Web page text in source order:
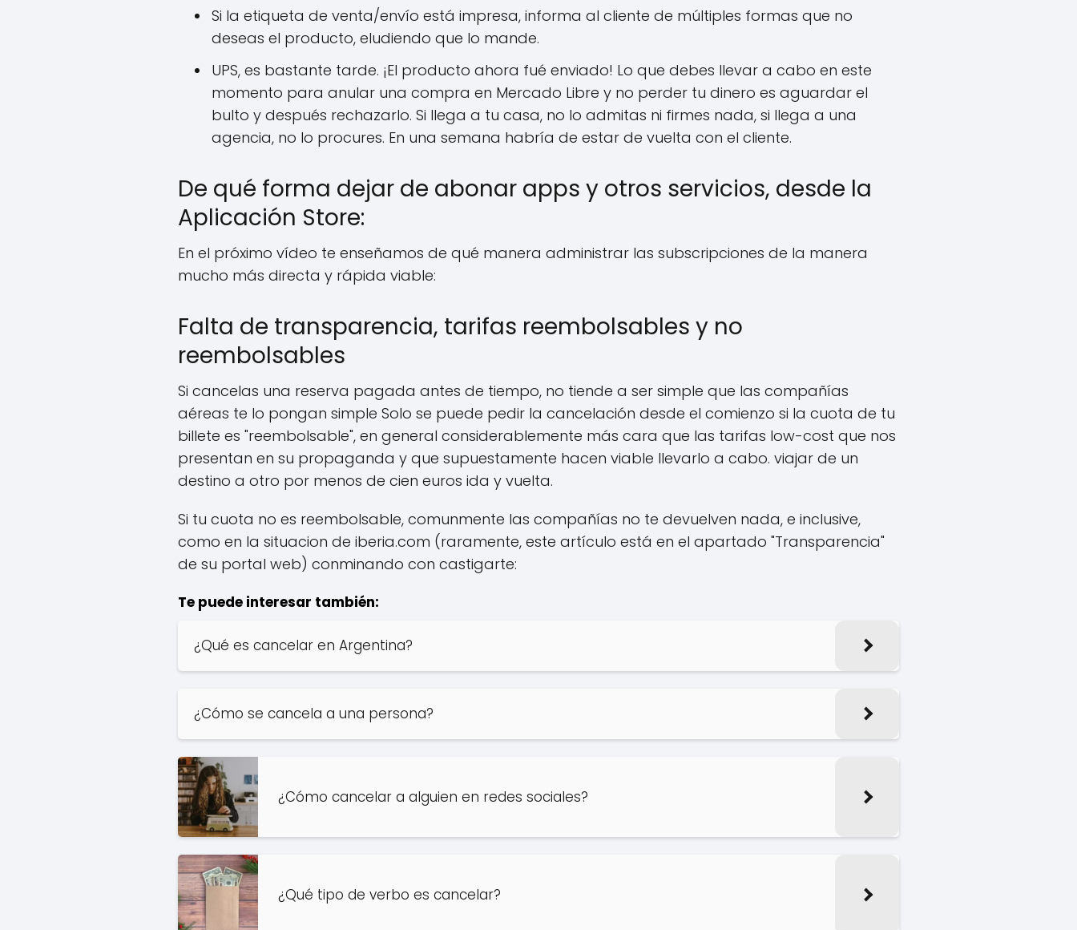
Si la etiqueta de venta/envío está impresa, informa al cliente de múltiples formas que no
deseas el producto, eludiendo que lo mande.
UPS, es bastante tarde. ¡El producto ahora fué enviado! Lo que debes llevar a cabo en este
momento para anular una compra en Mercado Libre y no perder tu dinero es aguardar el
bulto y después rechazarlo. Si llega a tu casa, no lo admitas ni firmes nada, si llega a una
agencia, no lo procures. En una semana habría de estar de vuelta con el cliente.
De qué forma dejar de abonar apps y otros servicios, desde la
Aplicación Store:
En el próximo vídeo te enseñamos de qué manera administrar las subscripciones de la manera
mucho más directa y rápida viable:
Falta de transparencia, tarifas reembolsables y no
reembolsables
Si cancelas una reserva pagada antes de tiempo, no tiende a ser simple que las compañías
aéreas te lo pongan simple Solo se puede pedir la cancelación desde el comienzo si la cuota de tu
billete es "reembolsable", en general considerablemente más cara que las tarifas low-cost que nos
presentan en su propaganda y que supuestamente hacen viable llevarlo a cabo. viajar de un
destino a otro por menos de cien euros ida y vuelta.
Si tu cuota no es reembolsable, comunmente las compañías no te devuelven nada, e inclusive,
como en la situacion de iberia.com (raramente, este artículo está en el apartado "Transparencia"
de su portal web) conminando con castigarte:
Te puede interesar también:
¿Qué es cancelar en Argentina?
¿Cómo se cancela a una persona?
¿Cómo cancelar a alguien en redes sociales?
¿Qué tipo de verbo es cancelar?